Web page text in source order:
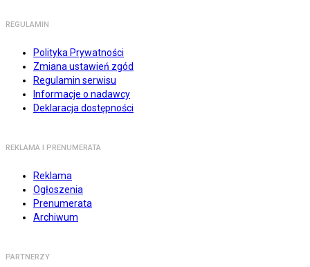
REGULAMIN
Polityka Prywatności
Zmiana ustawień zgód
Regulamin serwisu
Informacje o nadawcy
Deklaracja dostępności
REKLAMA I PRENUMERATA
Reklama
Ogłoszenia
Prenumerata
Archiwum
PARTNERZY